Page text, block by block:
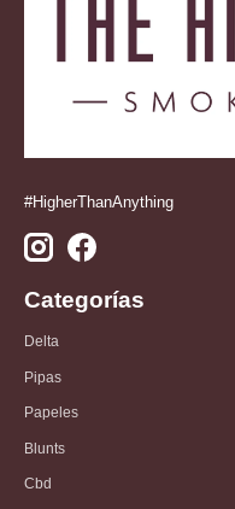
#HigherThanAnything
Categorías
Delta
Pipas
Papeles
Blunts
Cbd